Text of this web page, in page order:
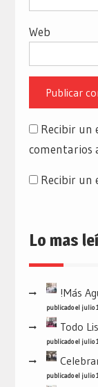
Web
Recibir un
comentarios
Recibir un
Lo mas
!Más
publicado el julio
Todo
publicado el julio
publicado el julio